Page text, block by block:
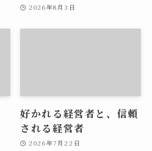
2026年8月3日
好かれる経営者と、信頼
される経営者
2026年7月22日